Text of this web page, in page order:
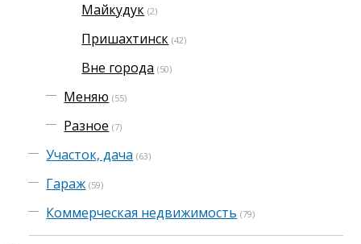
Майкудук (2)
Пришахтинск (42)
Вне города (50)
Меняю (55)
Разное (7)
Участок, дача (63)
Гараж (59)
Коммерческая недвижимость (79)